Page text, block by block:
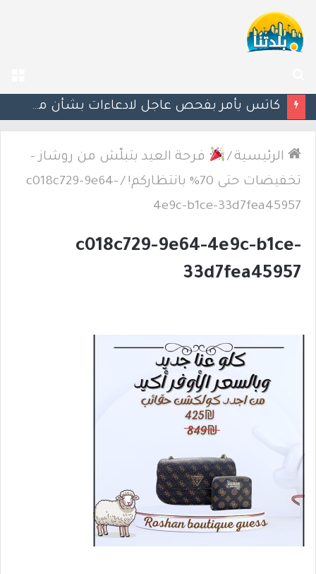
عن
كاتس يأمر بفحص عاجل لادعاءات بشأن معاملة جنود مصابين في مستشفى رمبام
الرئيسية /
فرحة العيد بتبلّش من روشاز –
تخفيضات حتى 70% بانتظاركم!
/
c018c729-9e64-
4e9c-b1ce-33d7fea45957
c018c729-9e64-4e9c-b1ce-
33d7fea45957